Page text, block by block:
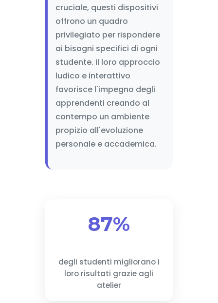
cruciale, questi dispositivi
offrono un quadro
privilegiato per rispondere
ai bisogni specifici di ogni
studente. Il loro approccio
ludico e interattivo
favorisce l'impegno degli
apprendenti creando al
contempo un ambiente
propizio all'evoluzione
personale e accademica.
87%
degli studenti migliorano i
loro risultati grazie agli
atelier